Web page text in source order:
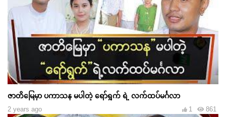
ဇာတိမြေမှာ ပကာသန မပါတဲ့ ရော်ရွက် ရဲ့ လက်ထပ်မင်္ဂလာ
2 years ago 861
1